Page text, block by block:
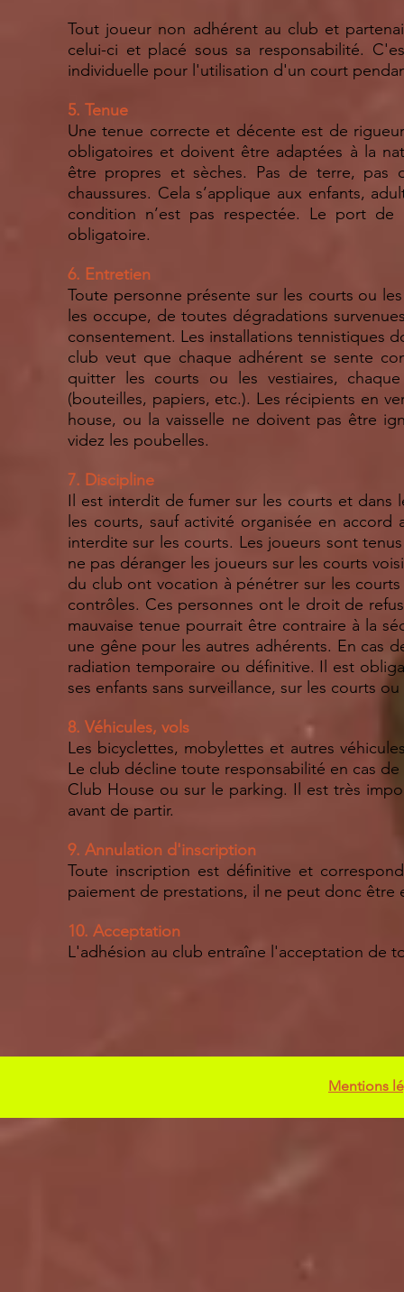
Tout joueur non adhérent au club et
celui-ci et placé sous sa responsabilité.
individuelle pour l'utilisation d'un court
5. Tenue
Une tenue correcte et décente est de
obligatoires et doivent être adaptées à la
être propres et sèches. Pas de terre, pas
chaussures. Cela s’applique aux enfants,
condition n’est pas respectée. Le port de
obligatoire.
6. Entretien
Toute personne présente sur les courts ou
les occupe, de toutes dégradations
consentement. Les installations tennistiques
club veut que chaque adhérent se sente
quitter les courts ou les vestiaires,
(bouteilles, papiers, etc.). Les récipients en
house, ou la vaisselle ne doivent pas être
videz les poubelles.
7. Discipline
Il est interdit de fumer sur les courts et dans
les courts, sauf activité organisée en
interdite sur les courts. Les joueurs sont
ne pas déranger les joueurs sur les courts
du club ont vocation à pénétrer sur les
contrôles. Ces personnes ont le droit de
mauvaise tenue pourrait être contraire à la
une gêne pour les autres adhérents. En cas
radiation temporaire ou définitive. Il est
ses enfants sans surveillance, sur les courts
8. Véhicules, vols
Les bicyclettes, mobylettes et autres
Le club décline toute responsabilité en cas
Club House ou sur le parking. Il est très
avant de partir.
9. Annulation d'inscription
Toute inscription est définitive et
paiement de prestations, il ne peut donc
10. Acceptation
L'adhésion au club entraîne l'acceptation de
Mentions